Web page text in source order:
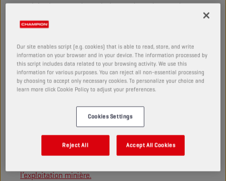
exploitation avec des solutions qui soutiennent la
fiabilité et la productivité, quelle que soit l’application
ou l’environnement.
Bénéficiez de :
performances stables des moteurs, des circuits
hydrauliques et des transmissions ;
décisions de lubrification plus rapides et plus sûres,
soutenues par des conseils d’experts.
Découvrez comment la bonne stratégie de lubrification
l’exploitation minière.
Our site enables script (e.g. cookies) that is able to read, store, and write
information on your browser and in your device. The information processed by
this script includes data related to your browsing activity. We use this
information for various purposes. You can reject all non-essential processing
by choosing to accept only necessary cookies. To personalize your choice and
learn more click Cookie Policy to adjust your preferences.
Cookies Settings
Reject All Accept All Cookies